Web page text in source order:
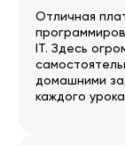
Отличная
IT. Здесь
домашними
каждого
ниже, чем в